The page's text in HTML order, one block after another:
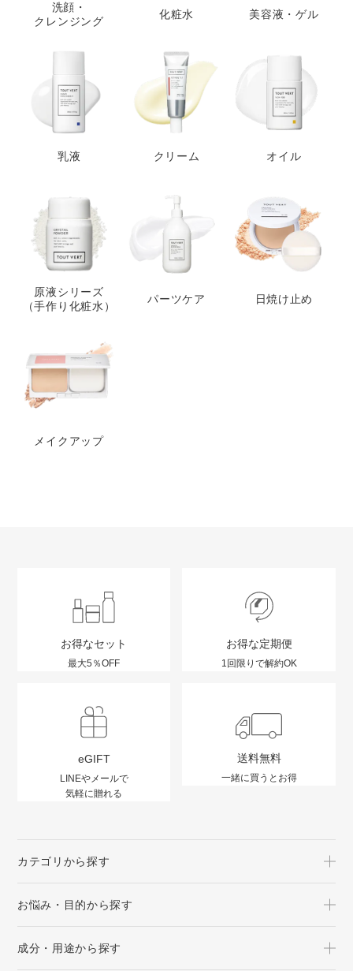
洗顔・
クレンジング
化粧水 美容液・ゲル
乳液 クリーム オイル
原液シリーズ
（手作り化粧水）
パーツケア 日焼け止め
メイクアップ
お得なセット
最大5％OFF
お得な定期便
1回限りで解約OK
eGIFT
LINEやメールで
気軽に贈れる
送料無料
一緒に買うとお得
カテゴリから探す
お悩み・目的から探す
成分・用途から探す